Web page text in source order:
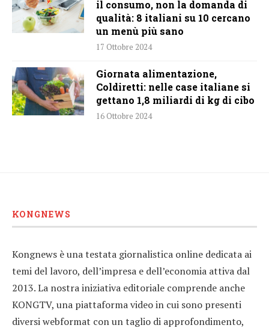
il consumo, non la domanda di
qualità: 8 italiani su 10 cercano
un menù più sano
17 Ottobre 2024
Giornata alimentazione,
Coldiretti: nelle case italiane si
gettano 1,8 miliardi di kg di cibo
16 Ottobre 2024
KONGNEWS
Kongnews è una testata giornalistica online dedicata ai
temi del lavoro, dell’impresa e dell’economia attiva dal
2013. La nostra iniziativa editoriale comprende anche
KONGTV, una piattaforma video in cui sono presenti
diversi webformat con un taglio di approfondimento,